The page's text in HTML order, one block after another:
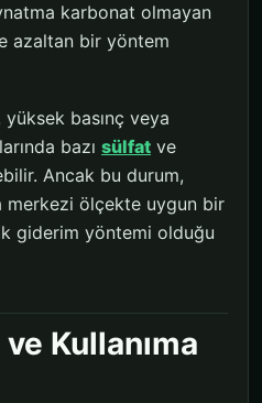
karbonat olmayan
azaltan bir yöntem
basınç veya
bazı sülfat ve
Ancak bu durum,
merkezi ölçekte uygun bir
giderim yöntemi olduğu
Kullanıma